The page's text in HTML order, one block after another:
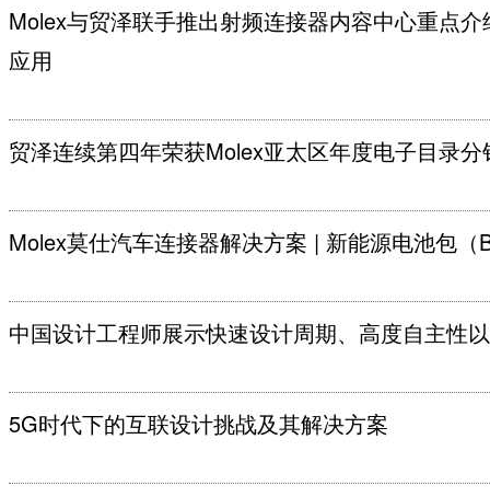
Molex与贸泽联手推出射频连接器内容中心重点
应用
贸泽连续第四年荣获Molex亚太区年度电子目录
Molex莫仕汽车连接器解决方案 | 新能源电池包（
中国设计工程师展示快速设计周期、高度自主性
5G时代下的互联设计挑战及其解决方案